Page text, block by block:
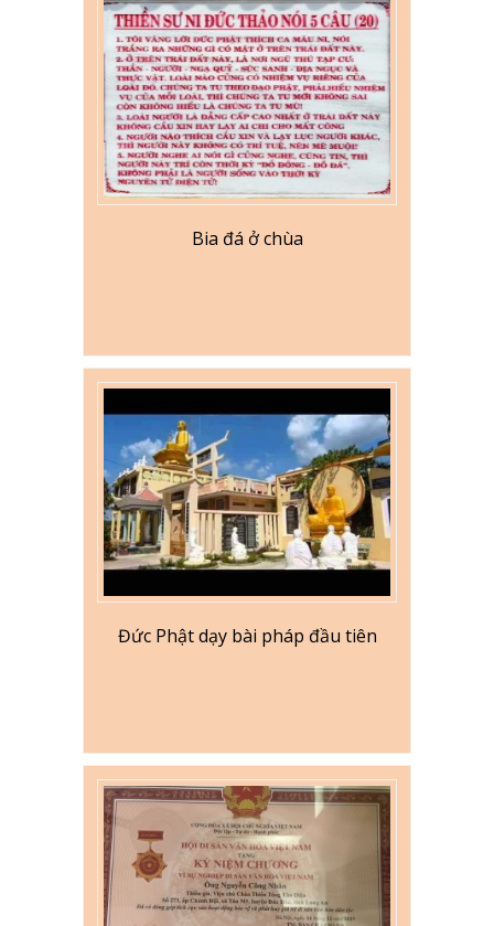
Bia đá ở chùa
Đức Phật dạy bài pháp đầu tiên